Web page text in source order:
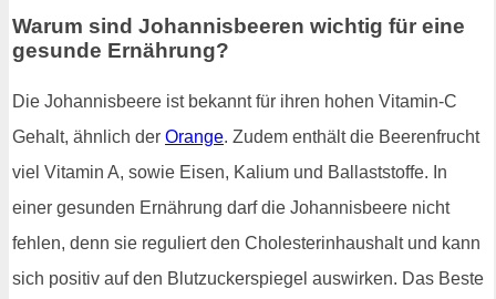
Warum sind Johannisbeeren wichtig für eine
gesunde Ernährung?
Die Johannisbeere ist bekannt für ihren hohen Vitamin-C
Gehalt, ähnlich der Orange. Zudem enthält die Beerenfrucht
viel Vitamin A, sowie Eisen, Kalium und Ballaststoffe. In
einer gesunden Ernährung darf die Johannisbeere nicht
fehlen, denn sie reguliert den Cholesterinhaushalt und kann
sich positiv auf den Blutzuckerspiegel auswirken. Das Beste